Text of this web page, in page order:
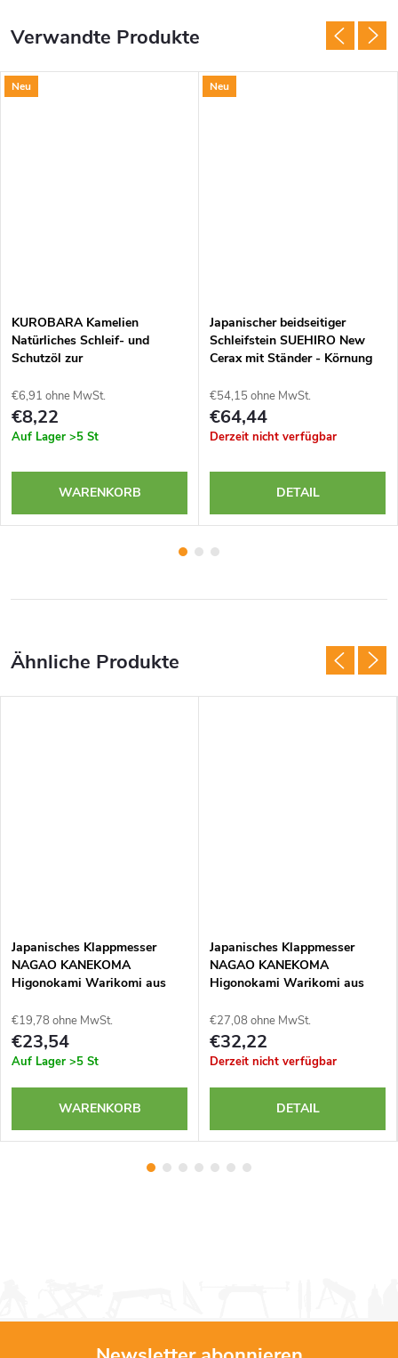
Verwandte Produkte
Neu
KUROBARA Kamelien
Natürliches Schleif- und
Schutzöl zur
€6,91 ohne MwSt.
€8,22
Auf Lager >5 St
WARENKORB
Neu
Japanischer beidseitiger
Schleifstein SUEHIRO New
Cerax mit Ständer - Körnung
€54,15 ohne MwSt.
€64,44
Derzeit nicht verfügbar
DETAIL
Japanisches Klappmesser
NAGAO KANEKOMA
Higonokami Warikomi aus
- braune Hülle
€19,78 ohne MwSt.
€23,54
Auf Lager >5 St
WARENKORB
Japanisches Klappmesser
NAGAO KANEKOMA
Higonokami Warikomi aus
55 mm - blaues Etui
€27,08 ohne MwSt.
€32,22
Derzeit nicht verfügbar
DETAIL